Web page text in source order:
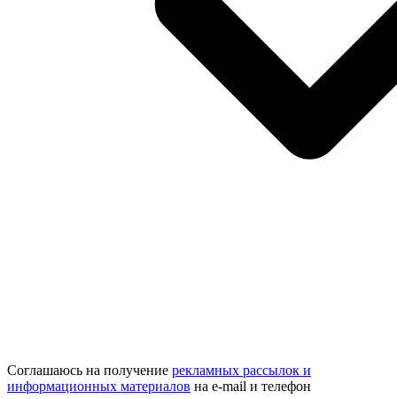
Соглашаюсь на получение рекламных рассылок и
информационных материалов на e‑mail и телефон